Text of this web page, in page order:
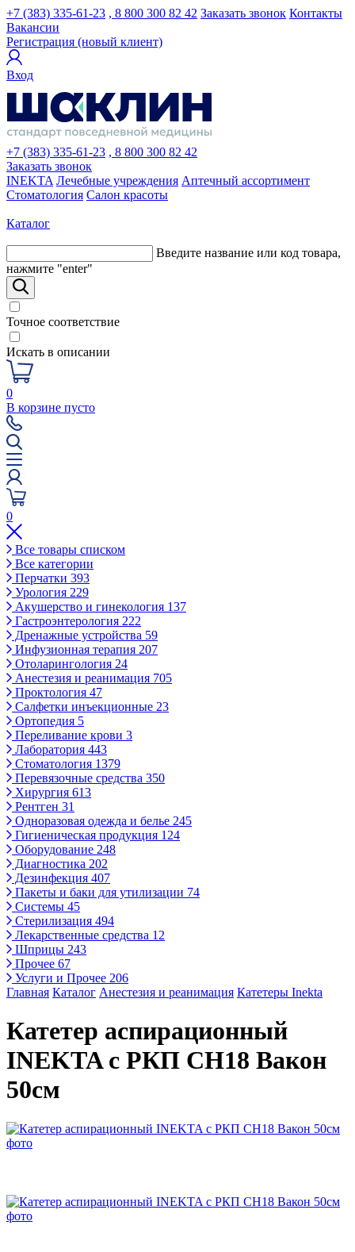
+7 (383) 335-61-23 , 8 800 300 82 42 Заказать звонок Контакты
Вакансии
Регистрация (новый клиент)
Вход
+7 (383) 335-61-23 , 8 800 300 82 42
Заказать звонок
INEKTA Лечебные учреждения Аптечный ассортимент
Стоматология Салон красоты
Каталог
Введите название или код товара,
нажмите "enter"
Точное соответствие
Искать в описании
0
В корзине пусто
0
Все товары списком
Все категории
Перчатки 393
Урология 229
Акушерство и гинекология 137
Гастроэнтерология 222
Дренажные устройства 59
Инфузионная терапия 207
Отоларингология 24
Анестезия и реанимация 705
Проктология 47
Салфетки инъекционные 23
Ортопедия 5
Переливание крови 3
Лаборатория 443
Стоматология 1379
Перевязочные средства 350
Хирургия 613
Рентген 31
Одноразовая одежда и белье 245
Гигиеническая продукция 124
Оборудование 248
Диагностика 202
Дезинфекция 407
Пакеты и баки для утилизации 74
Системы 45
Стерилизация 494
Лекарственные средства 12
Шприцы 243
Прочее 67
Услуги и Прочее 206
Главная Каталог Анестезия и реанимация Катетеры Inekta
Катетер аспирационный
INEKTA с РКП CH18 Вакон
50см